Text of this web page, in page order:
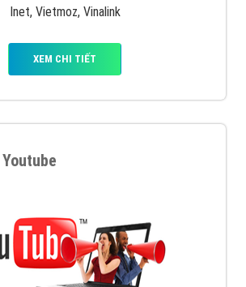
Inet, Vietmoz, Vinalink
XEM CHI TIẾT